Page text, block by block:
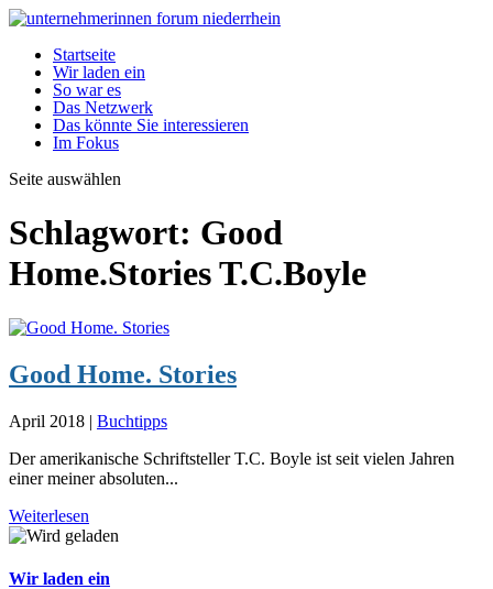
Startseite
Wir laden ein
So war es
Das Netzwerk
Das könnte Sie interessieren
Im Fokus
Seite auswählen
Schlagwort: Good
Home.Stories T.C.Boyle
Good Home. Stories
April 2018 | Buchtipps
Der amerikanische Schriftsteller T.C. Boyle ist seit vielen Jahren
einer meiner absoluten...
Weiterlesen
Wir laden ein